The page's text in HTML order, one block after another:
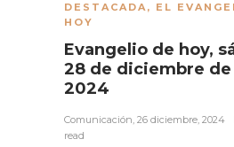
DESTACADA, EL
HOY
Evangelio de hoy,
28 de diciembre de
2024
Comunicación, 26 diciembre, 2024
read